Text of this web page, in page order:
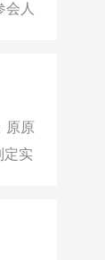
人
原原
定实